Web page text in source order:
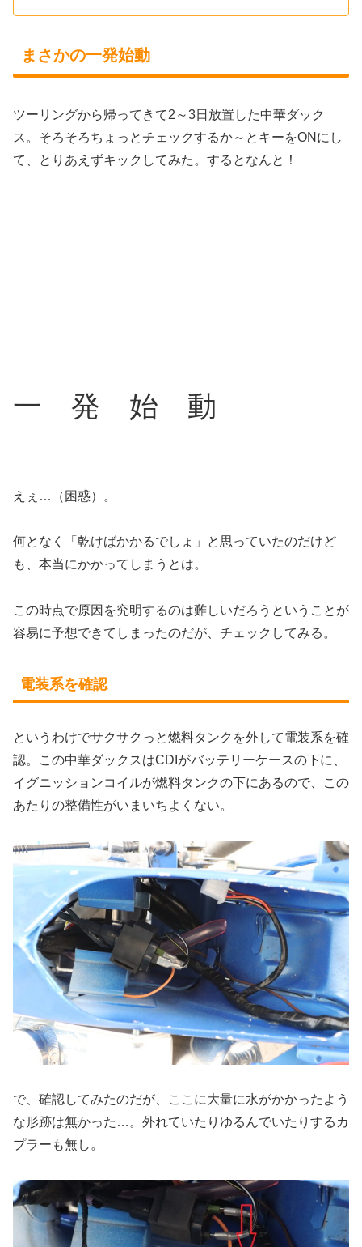
まさかの一発始動
ツーリングから帰ってきて2～3日放置した中華ダック
ス。そろそろちょっとチェックするか～とキーをONにし
て、とりあえずキックしてみた。するとなんと！
一 発 始 動
えぇ…（困惑）。
何となく「乾けばかかるでしょ」と思っていたのだけど
も、本当にかかってしまうとは。
この時点で原因を究明するのは難しいだろうということが
容易に予想できてしまったのだが、チェックしてみる。
電装系を確認
というわけでサクサクっと燃料タンクを外して電装系を確
認。この中華ダックスはCDIがバッテリーケースの下に、
イグニッションコイルが燃料タンクの下にあるので、この
あたりの整備性がいまいちよくない。
で、確認してみたのだが、ここに大量に水がかかったよう
な形跡は無かった…。外れていたりゆるんでいたりするカ
プラーも無し。